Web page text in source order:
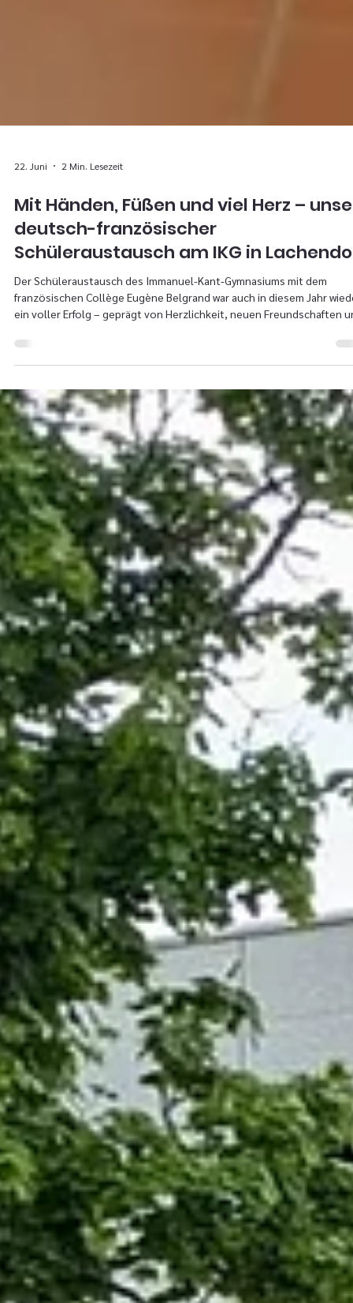
Mit Händen, Füßen und viel Herz –
deutsch-französischer
Schüleraustausch am IKG in
Der Schüleraustausch des Immanuel-Kant-Gymnasiums mit dem
französischen Collège Eugène Belgrand war auch in diesem Jahr
ein voller Erfolg – geprägt von Herzlichkeit, neuen Freundschaften
vielen gemeinsamen Erlebnissen. Insgesamt 29 französische
Schülerinnen und Schüler reisten zusammen mit ihren drei
in die Südheide und wurden von 27 deutschen Gastfamilien mit
Offenheit aufgenommen. Besonders erfreulich war in diesem Jahr,
erstmals auch Late